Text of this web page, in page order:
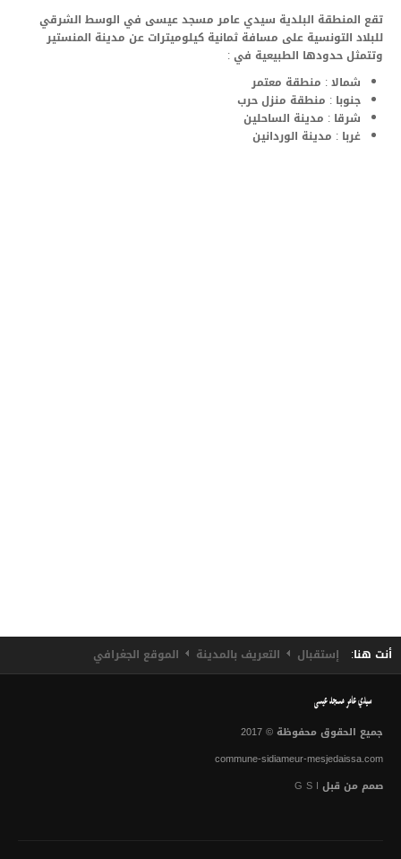
المدينة بالأرقام
المنشأت
الجمعيات و المنظمات
التعريف بالبلدية
التعريف بالإمضاء
إسناد لقب عائلي
ترسيم الولادة
الوفـــاة
تقع المنطقة البلدية سيدي عامر مسجد عيسى في الوسط الشرقي
للبلاد التونسية على مسافة ثمانية كيلوميترات عن مدينة المنستير
وتتمثل حدودها الطبيعية في :
شمالا : منطقة معتمر
جنوبا : منطقة منزل حرب
شرقا : مدينة الساحلين
غربا : مدينة الوردانين
أنت هنا: إستقبال التعريف بالمدينة الموقع الجغرافي
جميع الحقوق محفوظة © 2017
commune-sidiameur-mesjedaissa.com
صمم من قبل